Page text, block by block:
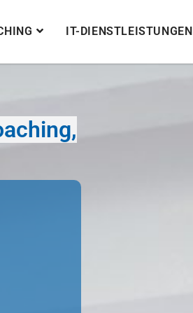
IT-DIENSTLEISTUNGEN